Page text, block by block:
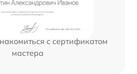
с сертификатом
мастера